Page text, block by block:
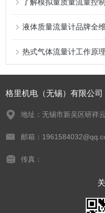
了解模拟量质量流量控
格里机电（无锡）有限公司
地址：无锡市新吴区研祥
邮箱：
传真：